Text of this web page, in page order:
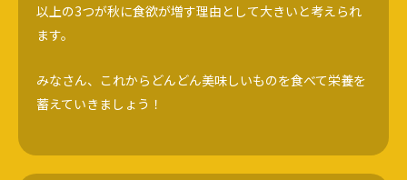
以上の3つが秋に食欲が増す理由として大きいと考えられ
ます。
みなさん、これからどんどん美味しいものを食べて栄養を
蓄えていきましょう！